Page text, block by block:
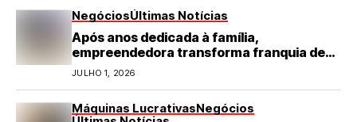
NegóciosÚltimas Notícias
Após anos dedicada à família,
empreendedora transforma franquia de
turismo em negócio de destaque no RN
JULHO 1, 2026
Máquinas LucrativasNegócios